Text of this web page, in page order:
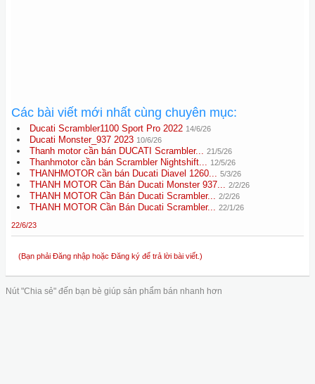
Các bài viết mới nhất cùng chuyên mục:
Ducati Scrambler1100 Sport Pro 2022 14/6/26
Ducati Monster_937 2023 10/6/26
Thanh motor cần bán DUCATI Scrambler... 21/5/26
Thanhmotor cần bán Scrambler Nightshift... 12/5/26
THANHMOTOR cần bán Ducati Diavel 1260... 5/3/26
THANH MOTOR Cần Bán Ducati Monster 937... 2/2/26
THANH MOTOR Cần Bán Ducati Scrambler... 2/2/26
THANH MOTOR Cần Bán Ducati Scrambler... 22/1/26
22/6/23
(Bạn phải Đăng nhập hoặc Đăng ký để trả lời bài viết.)
Nút "Chia sẻ" đến bạn bè giúp sản phẩm bán nhanh hơn